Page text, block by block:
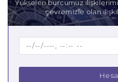
Baba
Yükselen burcumuz
çevremizle olan